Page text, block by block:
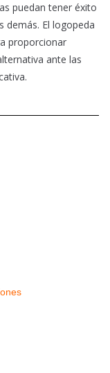
puedan tener éxito
demás. El logopeda
proporcionar
ante las